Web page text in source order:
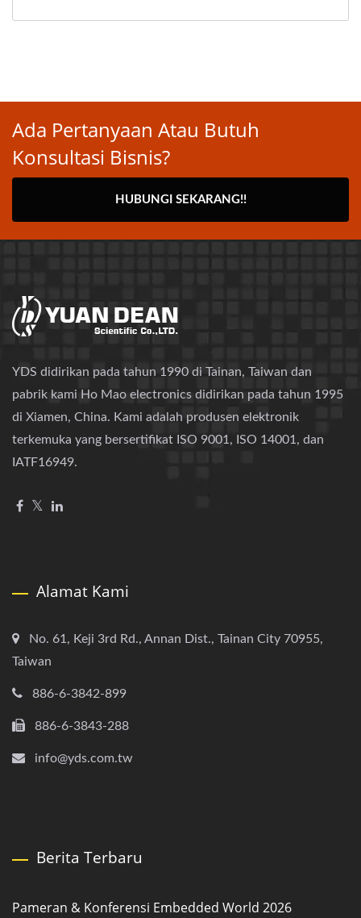
Ada Pertanyaan Atau Butuh
Konsultasi Bisnis?
HUBUNGI SEKARANG!!
YDS didirikan pada tahun 1990 di Tainan, Taiwan dan
pabrik kami Ho Mao electronics didirikan pada tahun 1995
di Xiamen, China. Kami adalah produsen elektronik
terkemuka yang bersertifikat ISO 9001, ISO 14001, dan
IATF16949.
Alamat Kami
No. 61, Keji 3rd Rd., Annan Dist., Tainan City 70955,
Taiwan
886-6-3842-899
886-6-3843-288
info@yds.com.tw
Berita Terbaru
Pameran & Konferensi Embedded World 2026